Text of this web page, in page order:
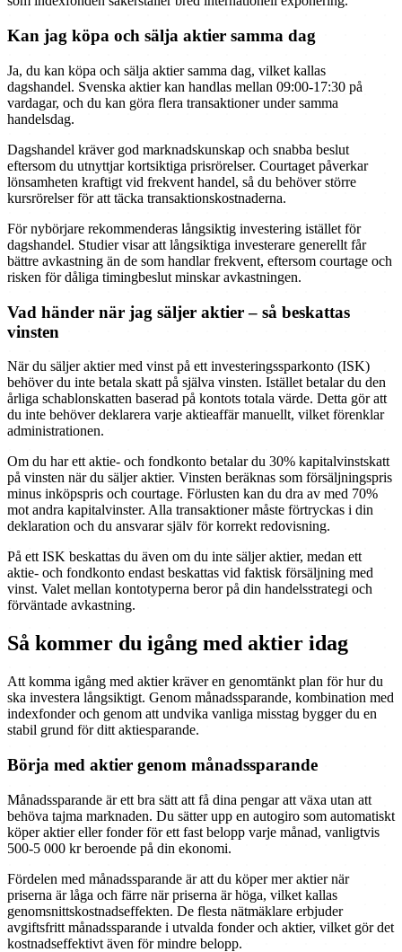
Kan jag köpa och sälja aktier samma dag
Ja, du kan köpa och sälja aktier samma dag, vilket kallas
dagshandel. Svenska aktier kan handlas mellan 09:00-17:30 på
vardagar, och du kan göra flera transaktioner under samma
handelsdag.
Dagshandel kräver god marknadskunskap och snabba beslut
eftersom du utnyttjar kortsiktiga prisrörelser. Courtaget påverkar
lönsamheten kraftigt vid frekvent handel, så du behöver större
kursrörelser för att täcka transaktionskostnaderna.
För nybörjare rekommenderas långsiktig investering istället för
dagshandel. Studier visar att långsiktiga investerare generellt får
bättre avkastning än de som handlar frekvent, eftersom courtage och
risken för dåliga timingbeslut minskar avkastningen.
Vad händer när jag säljer aktier – så beskattas
vinsten
När du säljer aktier med vinst på ett investeringssparkonto (ISK)
behöver du inte betala skatt på själva vinsten. Istället betalar du den
årliga schablonskatten baserad på kontots totala värde. Detta gör att
du inte behöver deklarera varje aktieaffär manuellt, vilket förenklar
administrationen.
Om du har ett aktie- och fondkonto betalar du 30% kapitalvinstskatt
på vinsten när du säljer aktier. Vinsten beräknas som försäljningspris
minus inköpspris och courtage. Förlusten kan du dra av med 70%
mot andra kapitalvinster. Alla transaktioner måste förtryckas i din
deklaration och du ansvarar själv för korrekt redovisning.
På ett ISK beskattas du även om du inte säljer aktier, medan ett
aktie- och fondkonto endast beskattas vid faktisk försäljning med
vinst. Valet mellan kontotyperna beror på din handelsstrategi och
förväntade avkastning.
Så kommer du igång med aktier idag
Att komma igång med aktier kräver en genomtänkt plan för hur du
ska investera långsiktigt. Genom månadssparande, kombination med
indexfonder och genom att undvika vanliga misstag bygger du en
stabil grund för ditt aktiesparande.
Börja med aktier genom månadssparande
Månadssparande är ett bra sätt att få dina pengar att växa utan att
behöva tajma marknaden. Du sätter upp en autogiro som automatiskt
köper aktier eller fonder för ett fast belopp varje månad, vanligtvis
500-5 000 kr beroende på din ekonomi.
Fördelen med månadssparande är att du köper mer aktier när
priserna är låga och färre när priserna är höga, vilket kallas
genomsnittskostnadseffekten. De flesta nätmäklare erbjuder
avgiftsfritt månadssparande i utvalda fonder och aktier, vilket gör det
kostnadseffektivt även för mindre belopp.